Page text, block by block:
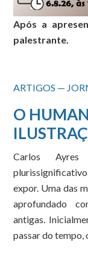
Após a
palestrante.
ARTIGOS —
O
Carlos
expor. Uma das
aprofundado
antigas.
passar do